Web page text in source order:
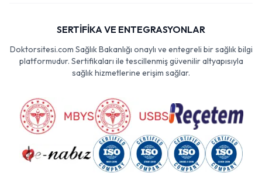
SERTİFİKA VE ENTEGRASYONLAR
Doktorsitesi.com Sağlık Bakanlığı onaylı ve entegreli bir sağlık bilgi
platformudur. Sertifikaları ile tescillenmiş güvenilir altyapısıyla
sağlık hizmetlerine erişim sağlar.